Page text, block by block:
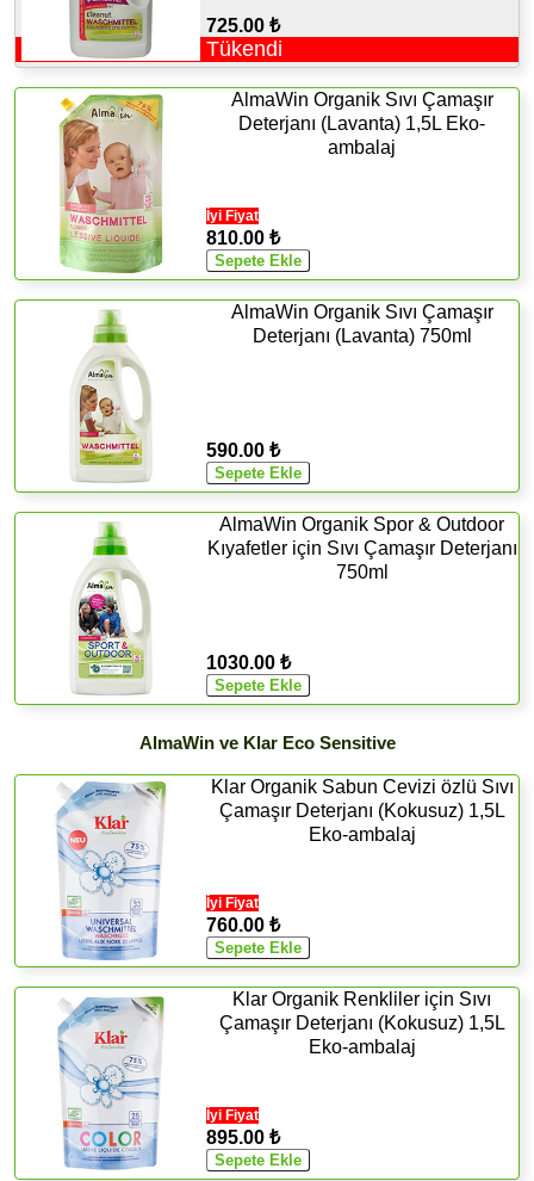
725.00 ₺
Tükendi
AlmaWin Organik Sıvı Çamaşır
Deterjanı (Lavanta) 1,5L Eko-
ambalaj
İyi Fiyat
810.00 ₺
AlmaWin Organik Sıvı Çamaşır
Deterjanı (Lavanta) 750ml
590.00 ₺
AlmaWin Organik Spor & Outdoor
Kıyafetler için Sıvı Çamaşır Deterjanı
750ml
1030.00 ₺
AlmaWin ve Klar Eco Sensitive
Klar Organik Sabun Cevizi özlü Sıvı
Çamaşır Deterjanı (Kokusuz) 1,5L
Eko-ambalaj
İyi Fiyat
760.00 ₺
Klar Organik Renkliler için Sıvı
Çamaşır Deterjanı (Kokusuz) 1,5L
Eko-ambalaj
İyi Fiyat
895.00 ₺